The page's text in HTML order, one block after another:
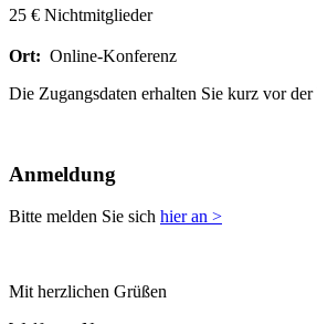
25 € Nichtmitglieder
Ort: Online-Konferenz
Die Zugangsdaten erhalten Sie kurz vor der
Anmeldung
Bitte melden Sie sich hier an >
Mit herzlichen Grüßen